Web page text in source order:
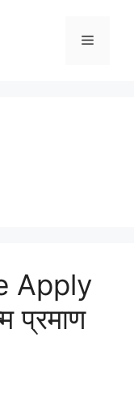
Menu
Apply
प्रमाण